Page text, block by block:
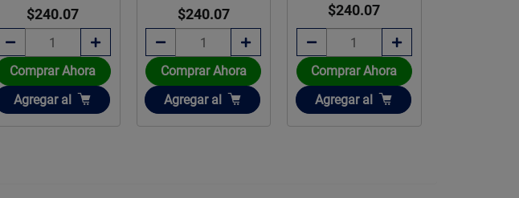
$240.07
Comprar Ahora
Añadir
Agregar al
$240.07
Comprar Ahora
Añadir
Agregar al
$240.07
Comprar Ahora
Añadir
Agregar al